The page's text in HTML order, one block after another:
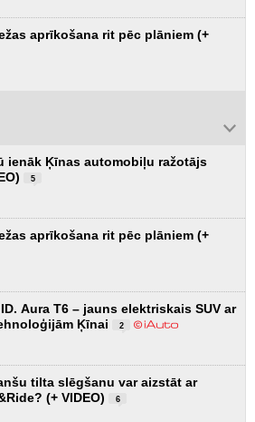
aprīkošana rit pēc plāniem (+
ienāk Ķīnas automobiļu ražotājs
5
aprīkošana rit pēc plāniem (+
Aura T6 – jauns elektriskais SUV ar
Ķīnai
2
tilta slēgšanu var aizstāt ar
(+ VIDEO)
6